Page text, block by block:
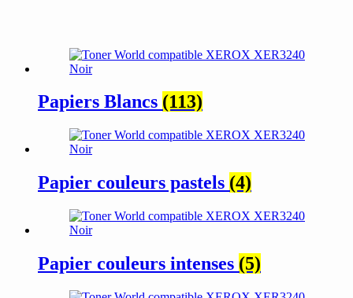
Papiers Blancs (113)
Papier couleurs pastels (4)
Papier couleurs intenses (5)